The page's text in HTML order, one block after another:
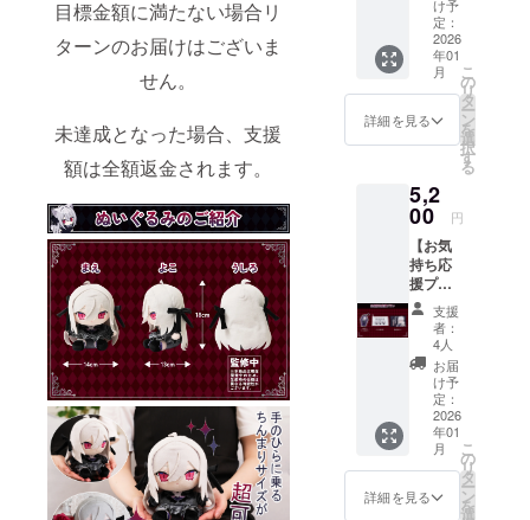
目標金額に満たない場合リ
ターンのお届けはございま
せん。
未達成となった場合、支援
額は全額返金されます。
を含ん
でおり
ます。
イメー
ジで
す。 金
額には
消費税
（10%
料990円
でおり
ます。
念カー
ド 1点
●ぬいぐ
るみは
現在開
発中の
ため、
生産時
は異な
る可能
性がご
ざいま
す。 画
像はイ
メージ
です。
金額に
は消費
（10%
）と送
料990円
を含ん
でおり
ます。
け予
定：
2026
年01
月
詳細を見る
こ
の
リ
タ
ー
ン
を
選
択
す
る
5,2
00 円
【お気
持ち応
援プラ
ン】 ・
アクリ
ルキー
ホル
ダー 1
点 ・ク
リア
ポー
チ 1点
・記念
カー
ド 1点
支援
者：
4人
お届
け予
定：
2026
年01
月
詳細を見る
こ
の
リ
タ
ー
ン
を
選